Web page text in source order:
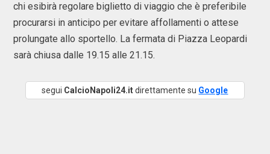
chi esibirà regolare biglietto di viaggio che è preferibile
procurarsi in anticipo per evitare affollamenti o attese
prolungate allo sportello. La fermata di Piazza Leopardi
sarà chiusa dalle 19.15 alle 21.15.
segui CalcioNapoli24.itdirettamente su Google